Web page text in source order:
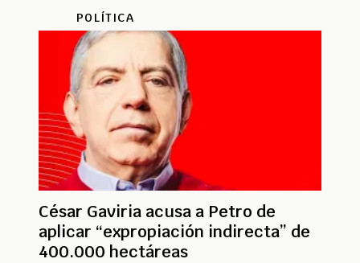
POLÍTICA
César Gaviria acusa a Petro de
aplicar “expropiación indirecta” de
400.000 hectáreas